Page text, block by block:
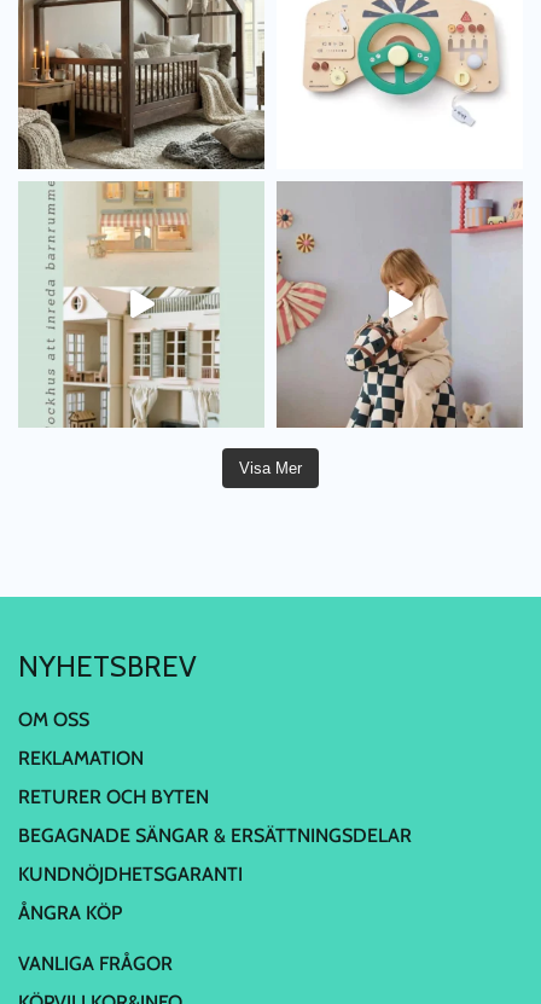
Visa Mer
NYHETSBREV
OM OSS
REKLAMATION
RETURER OCH BYTEN
BEGAGNADE SÄNGAR & ERSÄTTNINGSDELAR
KUNDNÖJDHETSGARANTI
ÅNGRA KÖP
VANLIGA FRÅGOR